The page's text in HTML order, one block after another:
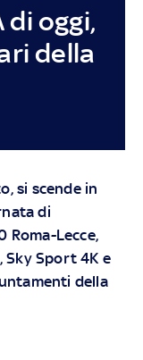
oggi,
della
si scende in
di
Roma-Lecce,
Sky Sport 4K e
della